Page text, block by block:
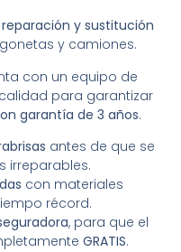
reparación y sustitución
y camiones.
con un equipo de
para garantizar
garantía de 3 años.
antes de que se
irreparables.
con materiales
récord.
, para que el
GRATIS.